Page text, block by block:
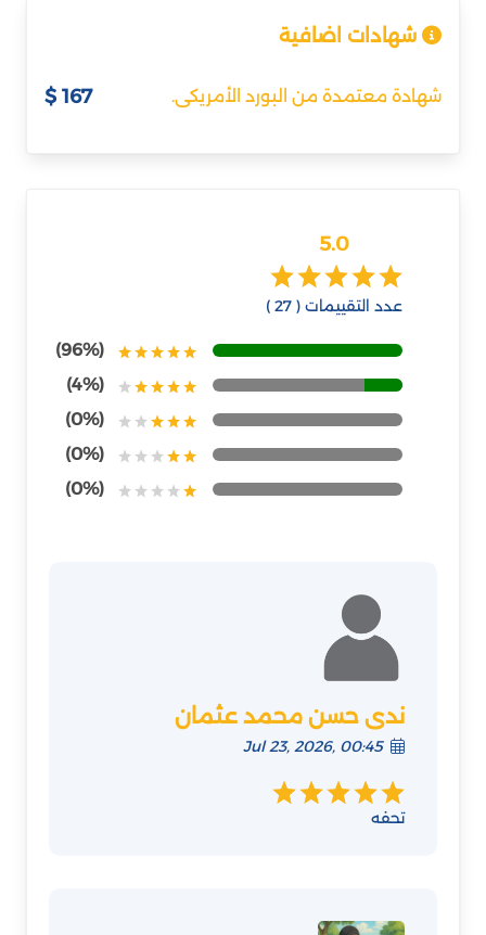
شهادات اضافية
شهادة معتمدة من البورد الأمريكى. 167 $
5.0
عدد التقييمات ( 27 )
(96%)
(4%)
(0%)
(0%)
(0%)
ندى حسن محمد عثمان
Jul 23, 2026, 00:45
تحفه